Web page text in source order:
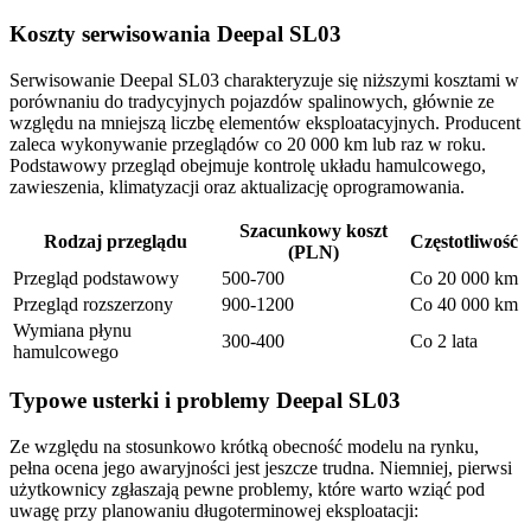
Koszty serwisowania Deepal SL03
Serwisowanie Deepal SL03 charakteryzuje się niższymi kosztami w
porównaniu do tradycyjnych pojazdów spalinowych, głównie ze
względu na mniejszą liczbę elementów eksploatacyjnych. Producent
zaleca wykonywanie przeglądów co 20 000 km lub raz w roku.
Podstawowy przegląd obejmuje kontrolę układu hamulcowego,
zawieszenia, klimatyzacji oraz aktualizację oprogramowania.
Rodzaj przeglądu
Szacunkowy koszt
(PLN)
Częstotliwość
Przegląd podstawowy
500-700
Co 20 000 km
Przegląd rozszerzony
900-1200
Co 40 000 km
Wymiana płynu
hamulcowego
300-400 Co 2 lata
Typowe usterki i problemy Deepal SL03
Ze względu na stosunkowo krótką obecność modelu na rynku,
pełna ocena jego awaryjności jest jeszcze trudna. Niemniej, pierwsi
użytkownicy zgłaszają pewne problemy, które warto wziąć pod
uwagę przy planowaniu długoterminowej eksploatacji: